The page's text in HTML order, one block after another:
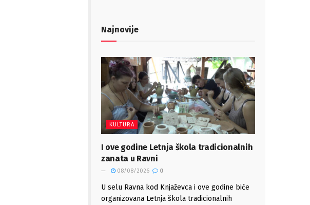
Najnovije
KULTURA
I ove godine Letnja škola tradicionalnih
zanata u Ravni
08/08/2026 0
U selu Ravna kod Knjaževca i ove godine biće
organizovana Letnja škola tradicionalnih